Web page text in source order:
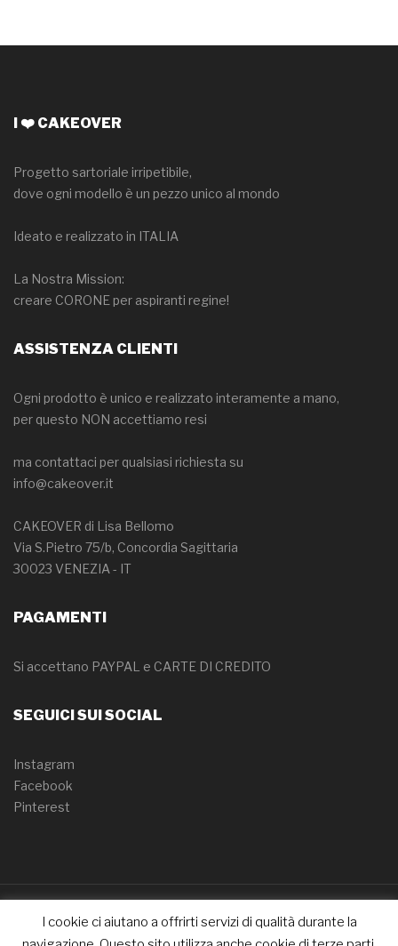
I ❤️ CAKEOVER
Progetto sartoriale irripetibile,
dove ogni modello è un pezzo unico al mondo
Ideato e realizzato in ITALIA
La Nostra Mission:
creare CORONE per aspiranti regine!
ASSISTENZA CLIENTI
Ogni prodotto è unico e realizzato interamente a mano,
per questo NON accettiamo resi
ma contattaci per qualsiasi richiesta su
info@cakeover.it
CAKEOVER di Lisa Bellomo
Via S.Pietro 75/b, Concordia Sagittaria
30023 VENEZIA - IT
PAGAMENTI
Si accettano PAYPAL e CARTE DI CREDITO
SEGUICI SUI SOCIAL
Instagram
Facebook
Pinterest
Copyright © 2022 CakeOver. All Right Reserved.
I cookie ci aiutano a offrirti servizi di qualità durante la